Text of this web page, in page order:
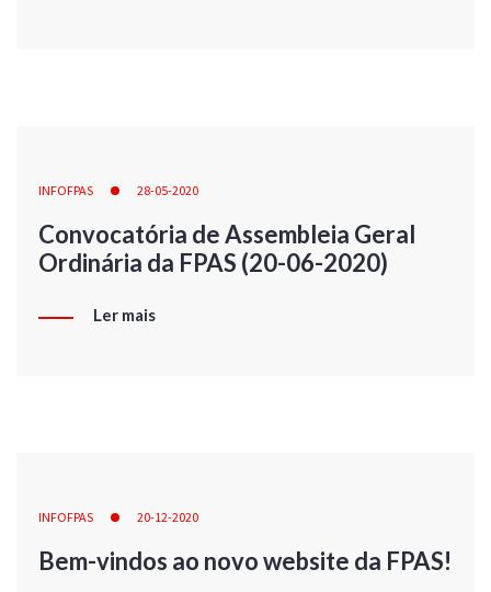
INFOFPAS 28-05-2020
Convocatória de Assembleia Geral
Ordinária da FPAS (20-06-2020)
Ler mais
INFOFPAS 20-12-2020
Bem-vindos ao novo website da FPAS!